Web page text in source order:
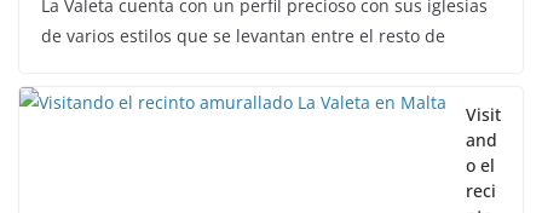
La Valeta cuenta con un perfil precioso con sus iglesias
de varios estilos que se levantan entre el resto de
Visit
and
o el
reci